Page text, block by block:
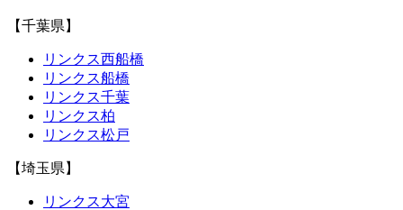
【千葉県】
リンクス西船橋
リンクス船橋
リンクス千葉
リンクス柏
リンクス松戸
【埼玉県】
リンクス大宮